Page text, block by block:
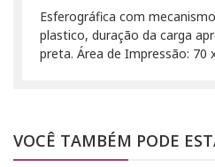
Esferográfica com
plastico, duração da carga
preta. Área de Impressão: 70
VOCÊ TAMBÉM PODE